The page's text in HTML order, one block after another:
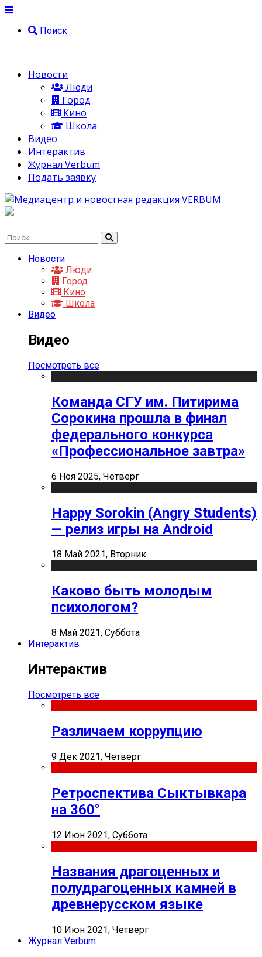
Поиск
Новости
Люди
Город
Кино
Школа
Видео
Интерактив
Журнал Verbum
Подать заявку
Новости
Люди
Город
Кино
Школа
Видео
Видео
Посмотреть все
Команда СГУ им. Питирима
Сорокина прошла в финал
федерального конкурса
«Профессиональное завтра»
6 Ноя 2025, Четверг
Happy Sorokin (Angry Students)
— релиз игры на Android
18 Май 2021, Вторник
Каково быть молодым
психологом?
8 Май 2021, Суббота
Интерактив
Интерактив
Посмотреть все
Различаем коррупцию
9 Дек 2021, Четверг
Ретроспектива Сыктывкара
на 360°
12 Июн 2021, Суббота
Названия драгоценных и
полудрагоценных камней в
древнерусском языке
10 Июн 2021, Четверг
Журнал Verbum